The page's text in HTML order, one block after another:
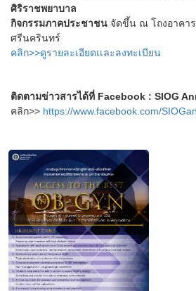
ศิริราชพยาบาล
กิจกรรมภาคประชาชน จัดขึ้น ณ โถงอาคา
ศรีนครินทร์
คลิก>>ดูรายละเอียดเเละลงทะเบียน
ติดตามข่าวสารได้ที่ Facebook : SIOG
คลิก>> https://www.facebook.com/